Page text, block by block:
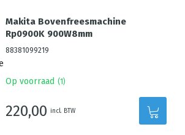
Makita Bovenfreesmachine
Rp0900K 900W8mm
88381099219
Op voorraad (1 )
220,00 incl. BTW